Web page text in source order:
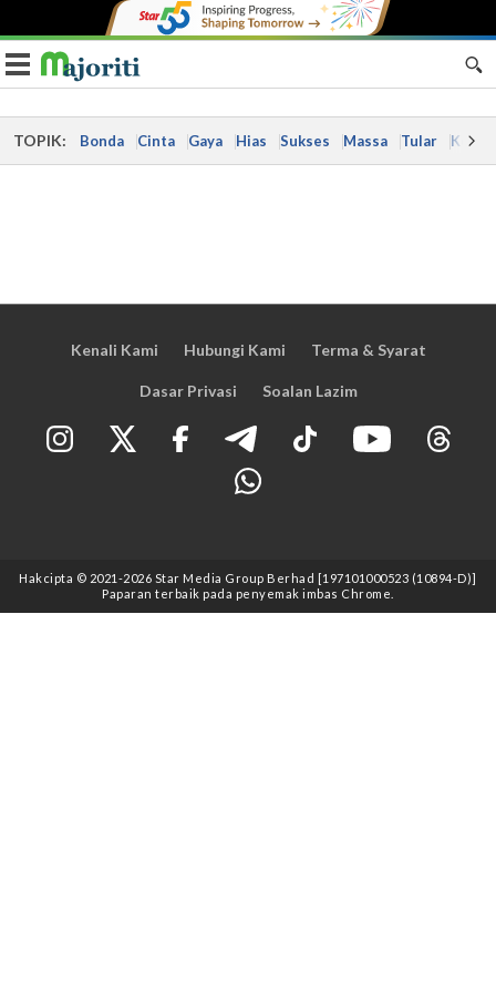
Toggle navigation
TOPIK: Bonda Cinta Gaya Hias Sukses Massa Tular Kes
Kenali Kami Hubungi Kami Terma & Syarat
Dasar Privasi Soalan Lazim
Hakcipta © 2021 -2026 Star Media Group Berhad [197101000523 (10894-D)]
Paparan terbaik pada penyemak imbas Chrome.